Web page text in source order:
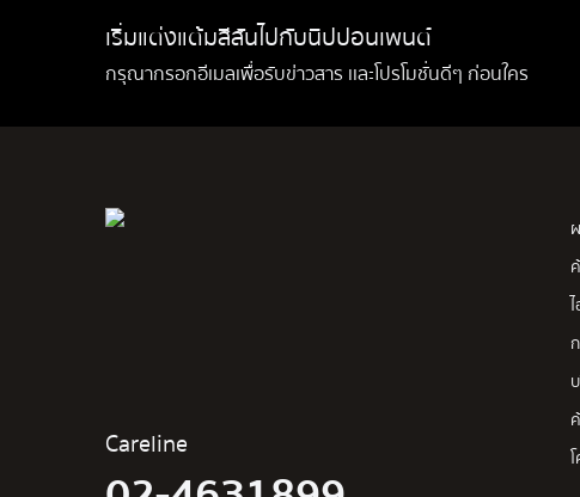
เริ่มแต่งแต้มสีสันไปกับนิปปอนเพนต์
กรุณากรอกอีเมลเพื่อรับข่าวสาร เเละโปรโมชั่นดีๆ ก่อนใคร
Careline